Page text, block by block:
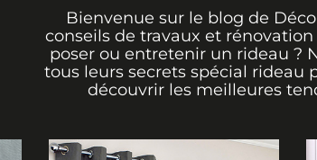
Bienvenue sur le blog de
conseils de travaux et
poser ou entretenir un rideau ?
tous leurs secrets spécial rideau
découvrir les meilleures